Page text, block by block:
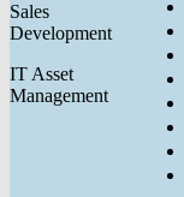
Sales
Development
IT Asset
Management